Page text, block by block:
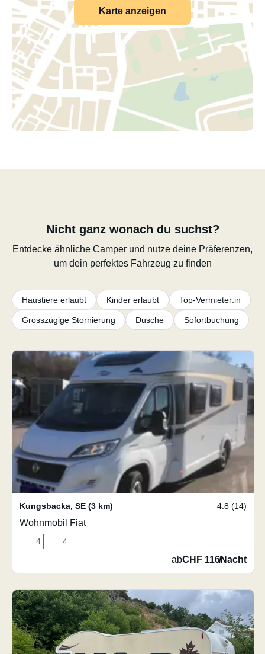
Karte anzeigen
Nicht ganz wonach du suchst?
Entdecke ähnliche Camper und nutze deine Präferenzen,
um dein perfektes Fahrzeug zu finden
Haustiere erlaubt Kinder erlaubt Top-Vermieter:in
Grosszügige Stornierung Dusche Sofortbuchung
Kungsbacka, SE (3 km) 4.8 (14)
Wohnmobil Fiat
4 4
abCHF 116/Nacht